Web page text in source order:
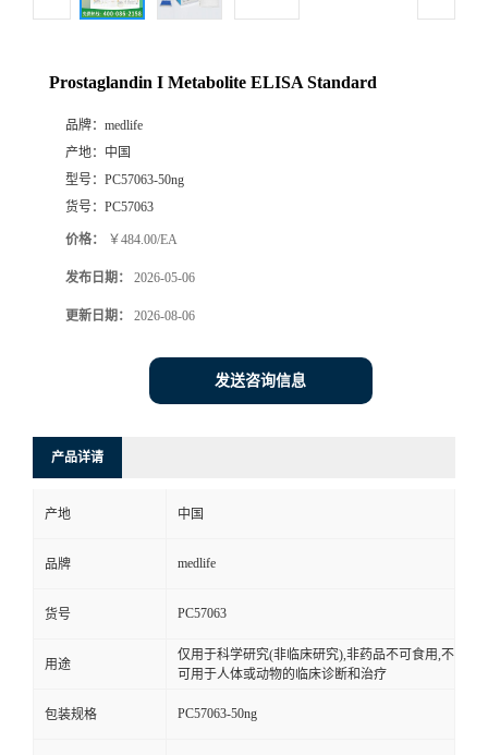
Prostaglandin I Metabolite ELISA Standard
品牌： medlife
产地： 中国
型号： PC57063-50ng
货号： PC57063
价格： ￥484.00/EA
发布日期： 2026-05-06
更新日期： 2026-08-06
发送咨询信息
产品详请
产地 中国
品牌 medlife
货号 PC57063
用途
仅用于科学研究(非临床研究),非药品不可食用,不
可用于人体或动物的临床诊断和治疗
包装规格 PC57063-50ng